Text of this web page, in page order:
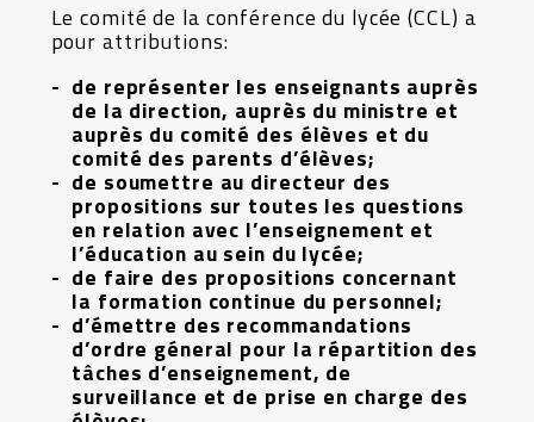
Le comité de la conférence du lycée (CCL) a
pour attributions:
de représenter les enseignants auprès
de la direction, auprès du ministre et
auprès du comité des élèves et du
comité des parents d’élèves;
de soumettre au directeur des
propositions sur toutes les questions
en relation avec l’enseignement et
l’éducation au sein du lycée;
de faire des propositions concernant
la formation continue du personnel;
d’émettre des recommandations
d’ordre géneral pour la répartition des
tâches d’enseignement, de
surveillance et de prise en charge des